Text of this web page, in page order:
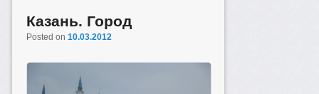
Казань. Город
Posted on10.03.2012